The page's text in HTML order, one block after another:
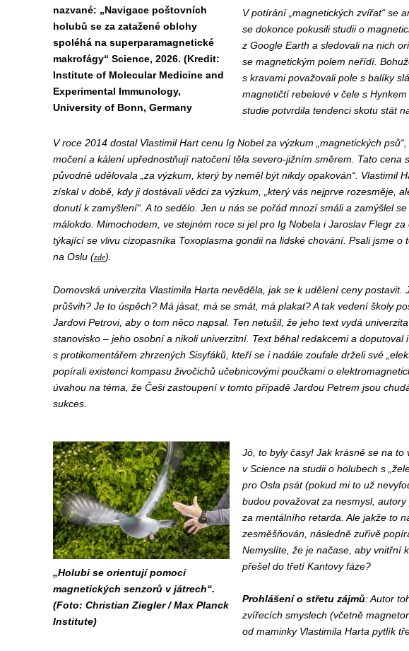
nazvané: „Navigace poštovních
holubů se za zatažené oblohy
spoléhá na superparamagnetické
makrofágy“ Science, 2026. (Kredit:
Institute of Molecular Medicine and
Experimental Immunology,
University of Bonn, Germany
V potírání „magnetických zvířat“ se
se dokonce pokusili studii o
z Google Earth a sledovali na nich
se magnetickým polem neřídí.
s kravami považovali pole s balíky
magnetičtí rebelové v čele s
studie potvrdila tendenci skotu stát
V roce 2014 dostal Vlastimil Hart cenu Ig Nobel za výzkum „magnetických
močení a kálení upřednostňují natočení těla severo-jižním směrem. Tato cena
původně udělovala „za výzkum, který by neměl být nikdy opakován“. Vlastimil
získal v době, kdy ji dostávali vědci za výzkum, „který vás nejprve rozesměje,
donutí k zamyšlení“. A to sedělo. Jen u nás se pořád mnozí smáli a zamýšlel se
málokdo. Mimochodem, ve stejném roce si jel pro Ig Nobela i Jaroslav Flegr za
týkající se vlivu cizopasníka Toxoplasma gondii na lidské chování. Psali jsme o
na Oslu (zde).
Domovská univerzita Vlastimila Harta nevěděla, jak se k udělení ceny postavit.
průšvih? Je to úspěch? Má jásat, má se smát, má plakat? A tak vedení školy
Jardovi Petrovi, aby o tom něco napsal. Ten netušil, že jeho text vydá
stanovisko – jeho osobní a nikoli univerzitní. Text běhal redakcemi a
s protikomentářem zhrzených Sisyfáků, kteří se i nadále zoufale drželi své
popírali existenci kompasu živočichů učebnicovými poučkami o
úvahou na téma, že Češi zastoupení v tomto případě Jardou Petrem jsou
sukces.
„Holubi se orientují pomocí
magnetických senzorů v játrech“.
(Foto: Christian Ziegler / Max Planck
Institute)
Jó, to byly časy! Jak krásně se na
v Science na studii o holubech s
pro Osla psát (pokud mi to už
budou považovat za nesmysl,
za mentálního retarda. Ale jakže to
zesměšňován, následně zuřivě
Nemyslíte, že je načase, aby vnitřní
přešel do třetí Kantovy fáze?
Prohlášení o střetu zájmů: Autor
zvířecích smyslech (včetně
od maminky Vlastimila Harta pytlík